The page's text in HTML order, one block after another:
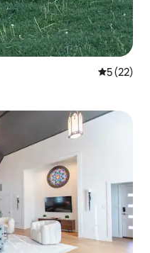
Prosječna
5 (22)